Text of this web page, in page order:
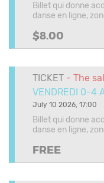
Billet qui donne
danse en ligne,
$8.00
TICKET- The
VENDREDI 0-4
July 10 2026, 17:00
Billet qui donne
danse en ligne,
FREE